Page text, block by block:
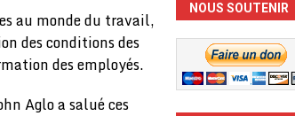
au monde du travail,
des conditions des
des employés.
Aglo a salué ces
NOUS SOUTENIR